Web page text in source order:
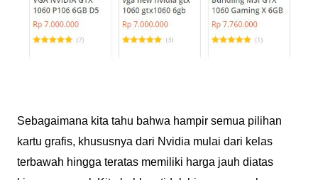
Sebagaimana kita tahu bahwa hampir semua pilihan
kartu grafis, khususnya dari Nvidia mulai dari kelas
terbawah hingga teratas memiliki harga jauh diatas